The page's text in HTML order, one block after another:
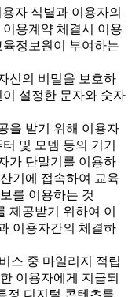
자 식별과 이용자의
용계약 체결시 이용
정보원이 부여하는
신의 비밀을 보호하
설정한 문자와 숫자
을 받기 위해 이용자
및 모뎀 등의 기기
가 단말기를 이용하
기에 접속하여 교육
를 이용하는 것
공받기 위하여 이
이용자간의 체결하
스 중 마일리지 적립
이용자에게 지급되